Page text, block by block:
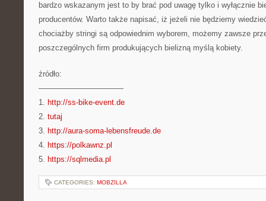
bardzo wskazanym jest to by brać pod uwagę tylko i wyłącznie
producentów. Warto także napisać, iż jeżeli nie będziemy
chociażby stringi są odpowiednim wyborem, możemy zawsze
poszczególnych firm produkujących bielizną myślą kobiety.
źródło:
———————————
1. http://ss-bike-event.de
2. tutaj
3. http://aura-soma-lebensfreude.de
4. https://polkawnz.pl
5. https://sqlmedia.pl
CATEGORIES: MOBZILLA